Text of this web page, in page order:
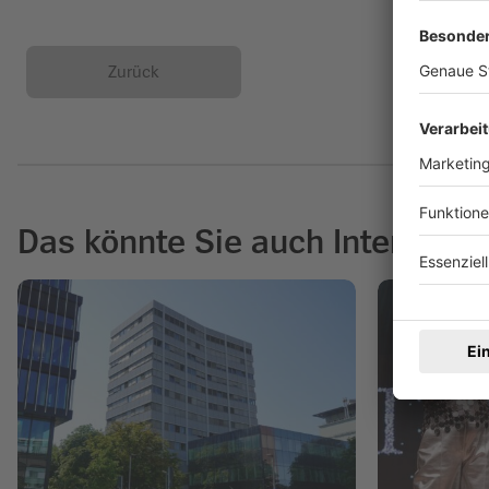
Zurück
Das könnte Sie auch